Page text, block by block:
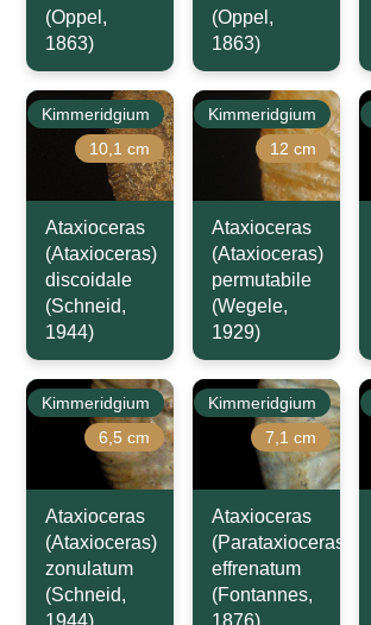
(Oppel,
1863)
(Oppel,
1863)
Kimmeridgium
10,1 cm
Ataxioceras
(Ataxioceras)
discoidale
(Schneid,
1944)
Kimmeridgium
12 cm
Ataxioceras
(Ataxioceras)
permutabile
(Wegele,
1929)
Kimmeridgium
6,5 cm
Ataxioceras
(Ataxioceras)
zonulatum
(Schneid,
1944)
Kimmeridgium
7,1 cm
Ataxioceras
(Parataxioceras)
effrenatum
(Fontannes,
1876)